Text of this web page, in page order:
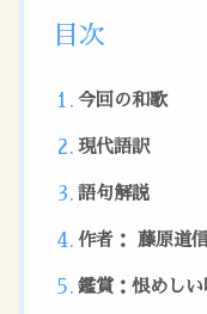
目次
今回の和歌
現代語訳
語句解説
作者： 藤原道
鑑賞：恨めし